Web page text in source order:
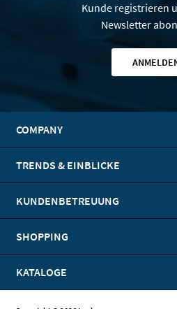
Kunde registrieren
Newsletter
COMPANY
TRENDS & EINBLICKE
KUNDENBETREUUNG
SHOPPING
KATALOGE